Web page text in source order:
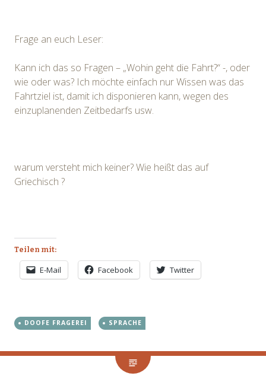
Frage an euch Leser:
Kann ich das so Fragen – „Wohin geht die Fahrt?“ -, oder
wie oder was? Ich möchte einfach nur Wissen was das
Fahrtziel ist, damit ich disponieren kann, wegen des
einzuplanenden Zeitbedarfs usw.
warum versteht mich keiner? Wie heißt das auf
Griechisch ?
Teilen mit:
E-Mail Facebook Twitter
DOOFE FRAGEREI SPRACHE